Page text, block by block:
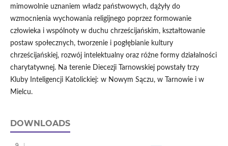
mimowolnie uznaniem władz państwowych, dążyły do
wzmocnienia wychowania religijnego poprzez formowanie
człowieka i wspólnoty w duchu chrześcijańskim, kształtowanie
postaw społecznych, tworzenie i pogłębianie kultury
chrześcijańskiej, rozwój intelektualny oraz różne formy działalności
charytatywnej. Na terenie Diecezji Tarnowskiej powstały trzy
Kluby Inteligencji Katolickiej: w Nowym Sączu, w Tarnowie i w
Mielcu.
DOWNLOADS